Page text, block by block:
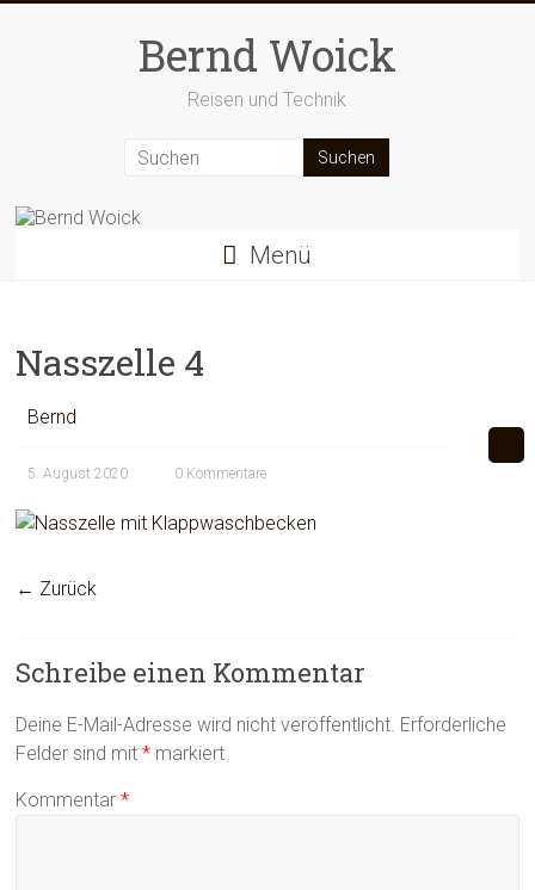
Bernd Woick
Reisen und Technik
Menü
Nasszelle 4
Bernd
5. August 2020 0 Kommentare
← Zurück
Schreibe einen Kommentar
Deine E-Mail-Adresse wird nicht veröffentlicht. Erforderliche
Felder sind mit* markiert
Kommentar*